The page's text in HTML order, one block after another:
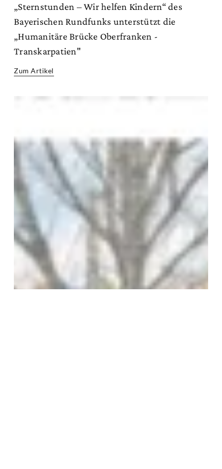
„Sternstunden – Wir helfen Kindern“ des
Bayerischen Rundfunks unterstützt die
„Humanitäre Brücke Oberfranken -
Transkarpatien"
Zum Artikel